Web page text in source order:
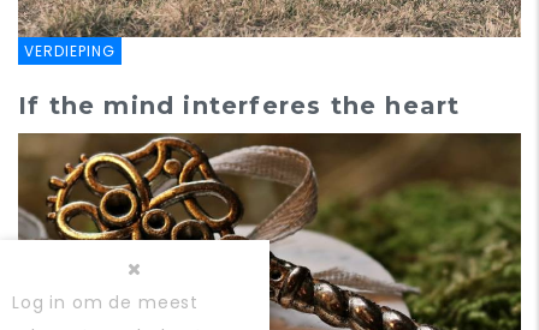
VERDIEPING
If the mind interferes the heart
Log in om de meest